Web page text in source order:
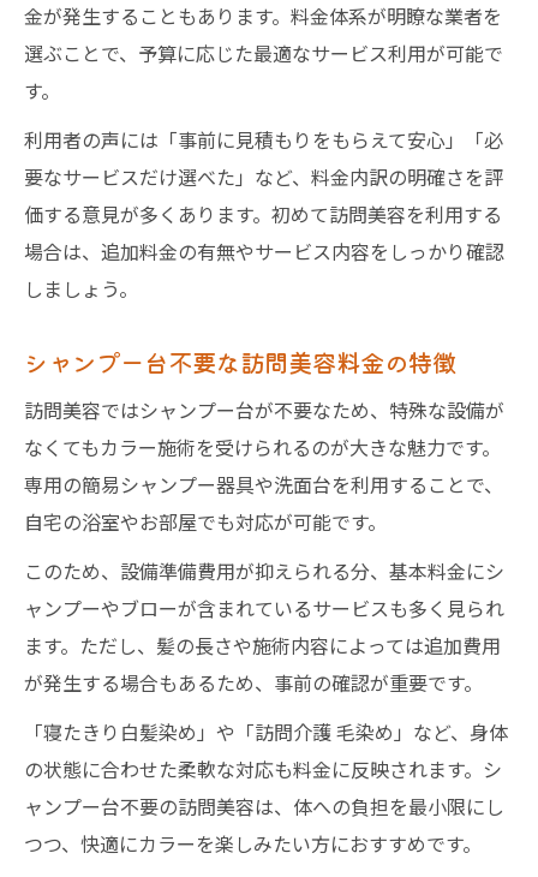
金が発生することもあります。料金体系が明瞭な業者を
選ぶことで、予算に応じた最適なサービス利用が可能で
す。
利用者の声には「事前に見積もりをもらえて安心」「必
要なサービスだけ選べた」など、料金内訳の明確さを評
価する意見が多くあります。初めて訪問美容を利用する
場合は、追加料金の有無やサービス内容をしっかり確認
しましょう。
シャンプー台不要な訪問美容料金の特徴
訪問美容ではシャンプー台が不要なため、特殊な設備が
なくてもカラー施術を受けられるのが大きな魅力です。
専用の簡易シャンプー器具や洗面台を利用することで、
自宅の浴室やお部屋でも対応が可能です。
このため、設備準備費用が抑えられる分、基本料金にシ
ャンプーやブローが含まれているサービスも多く見られ
ます。ただし、髪の長さや施術内容によっては追加費用
が発生する場合もあるため、事前の確認が重要です。
「寝たきり白髪染め」や「訪問介護 毛染め」など、身体
の状態に合わせた柔軟な対応も料金に反映されます。シ
ャンプー台不要の訪問美容は、体への負担を最小限にし
つつ、快適にカラーを楽しみたい方におすすめです。